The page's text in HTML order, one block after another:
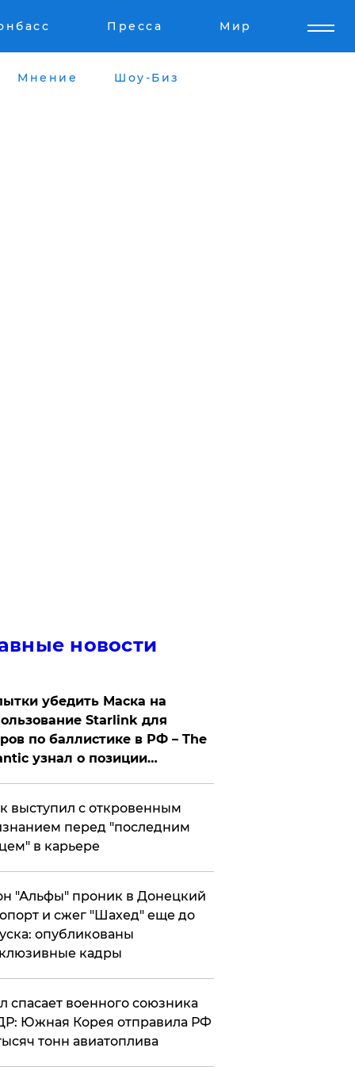
Пресса Мир
Мнение Шоу-Биз
новости
убедить Маска на
Starlink для
по баллистике в РФ – The
узнал о позиции
выступил с откровенным
перед "последним
в карьере
"Альфы" проник в Донецкий
и сжег "Шахед" еще до
опубликованы
кадры
спасает военного союзника
Южная Корея отправила РФ
тонн авиатоплива